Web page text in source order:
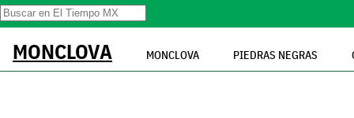
MONCLOVA MONCLOVA PIEDRAS NEGRAS